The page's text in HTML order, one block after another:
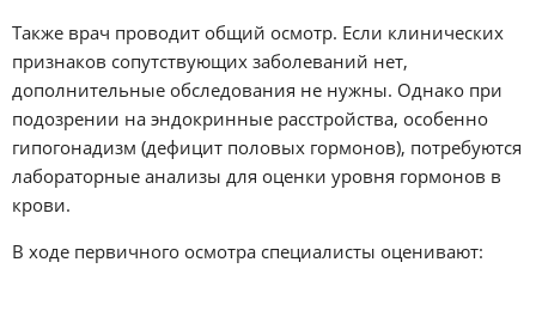
Также врач проводит общий осмотр. Если клинических
признаков сопутствующих заболеваний нет,
дополнительные обследования не нужны. Однако при
подозрении на эндокринные расстройства, особенно
гипогонадизм (дефицит половых гормонов), потребуются
лабораторные анализы для оценки уровня гормонов в
крови.
В ходе первичного осмотра специалисты оценивают: